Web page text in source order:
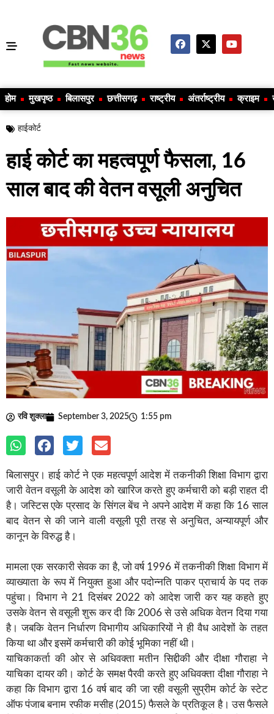
होम मुखपृष्ठ बिलासपुर छत्तीसगढ़ राष्ट्रीय अंतर्राष्ट्रीय क्राइम
हाईकोर्ट
हाई कोर्ट का महत्वपूर्ण फैसला, 16
साल बाद की वेतन वसूली अनुचित
रवि शुक्ला September 3, 2025 1:55 pm
बिलासपुर। हाई कोर्ट ने एक महत्वपूर्ण आदेश में तकनीकी शिक्षा विभाग द्वारा
जारी वेतन वसूली के आदेश को खारिज करते हुए कर्मचारी को बड़ी राहत दी
है। जस्टिस एके प्रसाद के सिंगल बेंच ने अपने आदेश में कहा कि 16 साल
बाद वेतन से की जाने वाली वसूली पूरी तरह से अनुचित, अन्यायपूर्ण और
कानून के विरुद्ध है।
मामला एक सरकारी सेवक का है, जो वर्ष 1996 में तकनीकी शिक्षा विभाग में
व्याख्याता के रूप में नियुक्त हुआ और पदोन्नति पाकर प्राचार्य के पद तक
पहुंचा। विभाग ने 21 दिसंबर 2022 को आदेश जारी कर यह कहते हुए
उसके वेतन से वसूली शुरू कर दी कि 2006 से उसे अधिक वेतन दिया गया
है। जबकि वेतन निर्धारण विभागीय अधिकारियों ने ही वैध आदेशों के तहत
किया था और इसमें कर्मचारी की कोई भूमिका नहीं थी।
याचिकाकर्ता की ओर से अधिवक्ता मतीन सिद्दीकी और दीक्षा गौराहा ने
याचिका दायर की। कोर्ट के समक्ष पैरवी करते हुए अधिवक्ता दीक्षा गौराहा ने
कहा कि विभाग द्वारा 16 वर्ष बाद की जा रही वसूली सुप्रीम कोर्ट के स्टेट
ऑफ पंजाब बनाम रफीक मसीह (2015) फैसले के प्रतिकूल है। उस फैसले